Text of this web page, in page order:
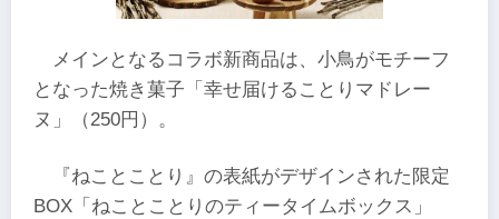
メインとなるコラボ新商品は、小鳥がモチーフ
となった焼き菓子「幸せ届けることりマドレー
ヌ」（250円）。
『ねことことり』の表紙がデザインされた限定
BOX「ねことことりのティータイムボックス」